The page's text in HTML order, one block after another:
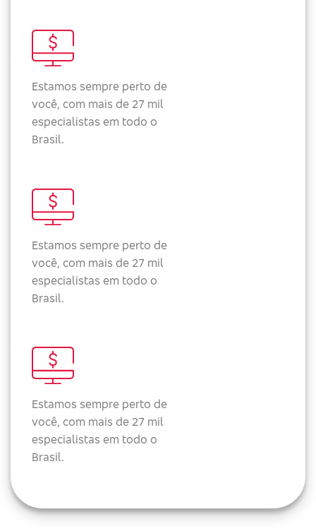
Estamos sempre perto de
você, com mais de 27 mil
especialistas em todo o
Brasil.
Estamos sempre perto de
você, com mais de 27 mil
especialistas em todo o
Brasil.
Estamos sempre perto de
você, com mais de 27 mil
especialistas em todo o
Brasil.